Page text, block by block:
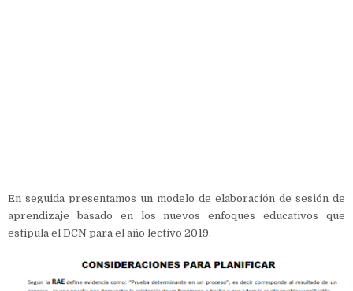
En seguida presentamos un modelo de elaboración de sesión de
aprendizaje basado en los nuevos enfoques educativos que
estipula el DCN para el año lectivo 2019.